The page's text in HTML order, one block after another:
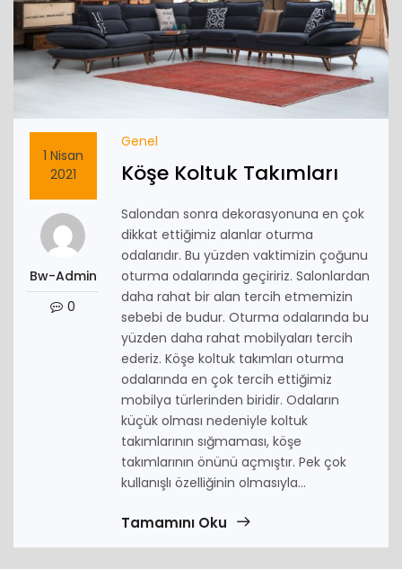
1 Nisan
2021
Bw-Admin
0
Genel
Köşe Koltuk Takımları
Salondan sonra dekorasyonuna en çok
dikkat ettiğimiz alanlar oturma
odalarıdır. Bu yüzden vaktimizin çoğunu
oturma odalarında geçiririz. Salonlardan
daha rahat bir alan tercih etmemizin
sebebi de budur. Oturma odalarında bu
yüzden daha rahat mobilyaları tercih
ederiz. Köşe koltuk takımları oturma
odalarında en çok tercih ettiğimiz
mobilya türlerinden biridir. Odaların
küçük olması nedeniyle koltuk
takımlarının sığmaması, köşe
takımlarının önünü açmıştır. Pek çok
kullanışlı özelliğinin olmasıyla...
Tamamını Oku